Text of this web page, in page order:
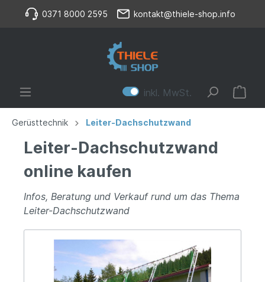
0371 8000 2595 kontakt@thiele-shop.info
inkl. MwSt.
Gerüsttechnik Leiter-Dachschutzwand
Leiter-Dachschutzwand
online kaufen
Infos, Beratung und Verkauf rund um das Thema
Leiter-Dachschutzwand